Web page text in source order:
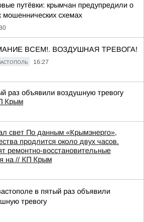
путёвки: крымчан предупредили о
мошеннических схемах
ВСЕМ!. ВОЗДУШНАЯ ТРЕВОГА!
16:27
раз объявили воздушную тревогу
Крым
свет По данным «Крымэнерго»,
продлится около двух часов.
ремонтно-восстановительные
на // КП Крым
в пятый раз объявили
тревогу